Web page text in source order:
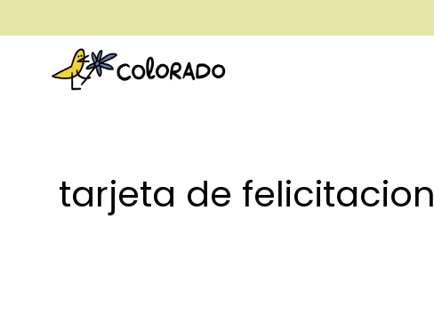
envío gratis a partir de 28€
tarjeta de felicitacion